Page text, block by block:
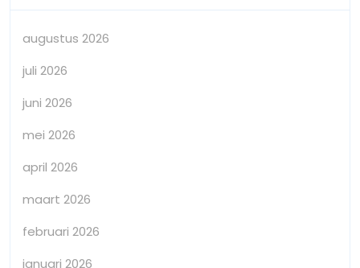
augustus 2026
juli 2026
juni 2026
mei 2026
april 2026
maart 2026
februari 2026
januari 2026